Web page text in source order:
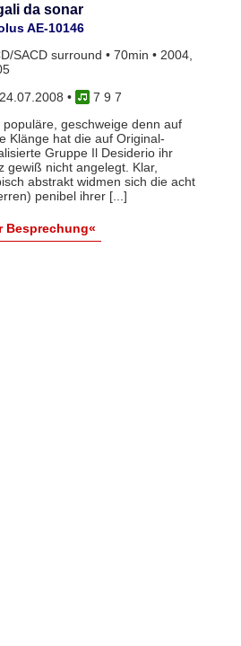
da sonar
AE-10146
SACD surround • 70min • 2004,
24.07.2008 •
7 9 7
populäre, geschweige denn auf
Klänge hat die auf Original-
Gruppe Il Desiderio ihr
gewiß nicht angelegt. Klar,
abstrakt widmen sich die acht
penibel ihrer [...]
Besprechung«